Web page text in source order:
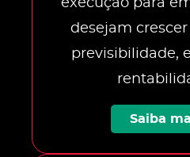
desejam
previsibilidade,
Saiba